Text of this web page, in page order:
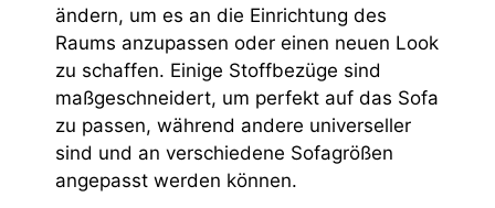
ändern, um es an die Einrichtung des
Raums anzupassen oder einen neuen Look
zu schaffen. Einige Stoffbezüge sind
maßgeschneidert, um perfekt auf das Sofa
zu passen, während andere universeller
sind und an verschiedene Sofagrößen
angepasst werden können.